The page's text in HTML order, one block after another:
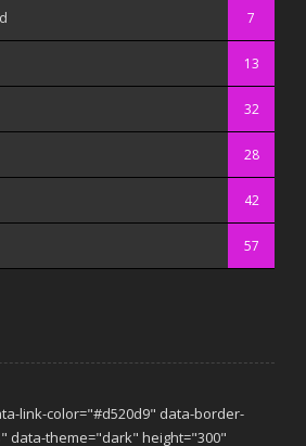
7
13
32
28
42
57
link-color="#d520d9" data-border-
data-theme="dark" height="300"